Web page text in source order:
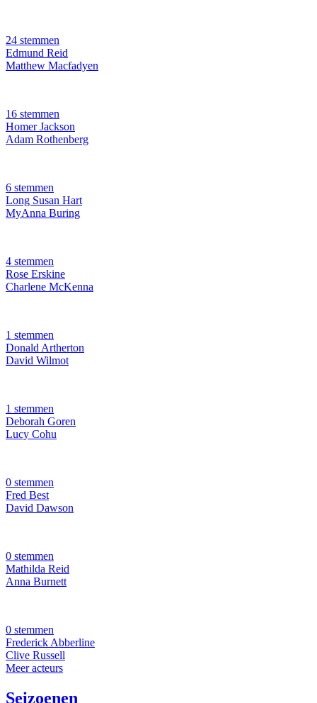
24 stemmen
Edmund Reid
Matthew Macfadyen
16 stemmen
Homer Jackson
Adam Rothenberg
6 stemmen
Long Susan Hart
MyAnna Buring
4 stemmen
Rose Erskine
Charlene McKenna
1 stemmen
Donald Artherton
David Wilmot
1 stemmen
Deborah Goren
Lucy Cohu
0 stemmen
Fred Best
David Dawson
0 stemmen
Mathilda Reid
Anna Burnett
0 stemmen
Frederick Abberline
Clive Russell
Meer acteurs
Seizoenen